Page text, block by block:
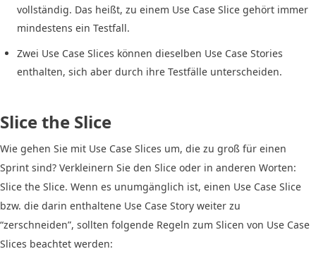
vollständig. Das heißt, zu einem Use Case Slice gehört immer
mindestens ein Testfall.
Zwei Use Case Slices können dieselben Use Case Stories
enthalten, sich aber durch ihre Testfälle unterscheiden.
Slice the Slice
Wie gehen Sie mit Use Case Slices um, die zu groß für einen
Sprint sind? Verkleinern Sie den Slice oder in anderen Worten:
Slice the Slice. Wenn es unumgänglich ist, einen Use Case Slice
bzw. die darin enthaltene Use Case Story weiter zu
“zerschneiden”, sollten folgende Regeln zum Slicen von Use Case
Slices beachtet werden: